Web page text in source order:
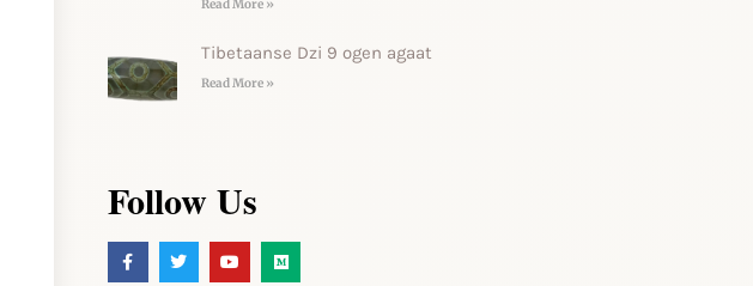
Read More »
Tibetaanse Dzi 9 ogen agaat
Read More »
Follow Us